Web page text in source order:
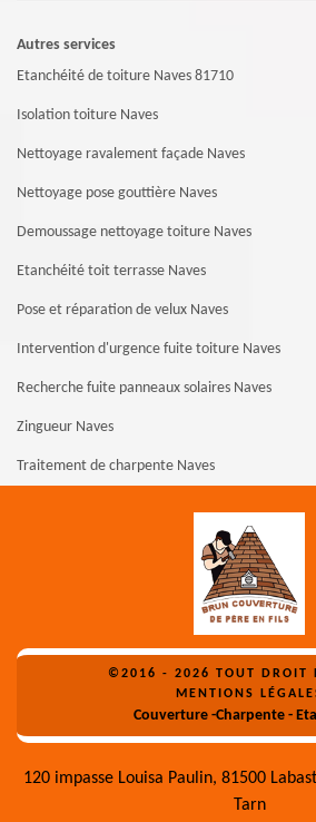
Autres services
Etanchéité de toiture Naves 81710
Isolation toiture Naves
Nettoyage ravalement façade Naves
Nettoyage pose gouttière Naves
Demoussage nettoyage toiture Naves
Etanchéité toit terrasse Naves
Pose et réparation de velux Naves
Intervention d'urgence fuite toiture Naves
Recherche fuite panneaux solaires Naves
Zingueur Naves
Traitement de charpente Naves
©2016 - 2026 TOUT DROIT
MENTIONS
Couverture -Charpente -
120 impasse Louisa Paulin, 81500
Tarn